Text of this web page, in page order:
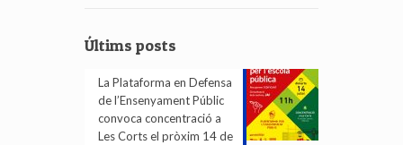
Últims posts
La Plataforma en Defensa
de l’Ensenyament Públic
convoca concentració a
Les Corts el pròxim 14 de